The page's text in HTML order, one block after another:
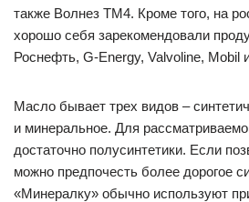
также Волнез ТМ4. Кроме того, на
хорошо себя зарекомендовали
Роснефть, G-Energy, Valvoline, Mobil
Масло бывает трех видов –
и минеральное. Для
достаточно полусинтетики. Если
можно предпочесть более дорогое
«Минералку» обычно используют